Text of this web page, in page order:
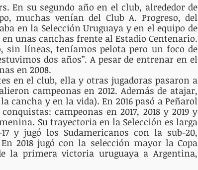
En su segundo año en el club, alrededor de
muchas venían del Club A. Progreso, del
en la Selección Uruguaya y en el equipo de
unas canchas frente al Estadio Centenario.
sin líneas, teníamos pelota pero un foco de
dos años”. A pesar de entrenar en el
en 2008.
en el club, ella y otras jugadoras pasaron a
campeonas en 2012. Además de atajar,
cancha y en la vida). En 2016 pasó a Peñarol
campeonas en 2017, 2018 y 2019 y
Su trayectoria en la Selección es larga
y jugó los Sudamericanos con la sub-20,
2018 jugó con la selección mayor la Copa
la primera victoria uruguaya a Argentina,